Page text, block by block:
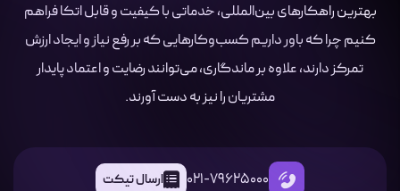
بهترین راهکارهای بین‌المللی، خدماتی با کیفیت و قابل اتکا فراهم
کنیم چرا که باور داریم کسب‌وکارهایی که بر رفع نیاز و ایجاد ارزش
تمرکز دارند، علاوه بر ماندگاری، می‌توانند رضایت و اعتماد پایدار
مشتریان را نیز به دست آورند.
021-79625000 ارسال تیکت